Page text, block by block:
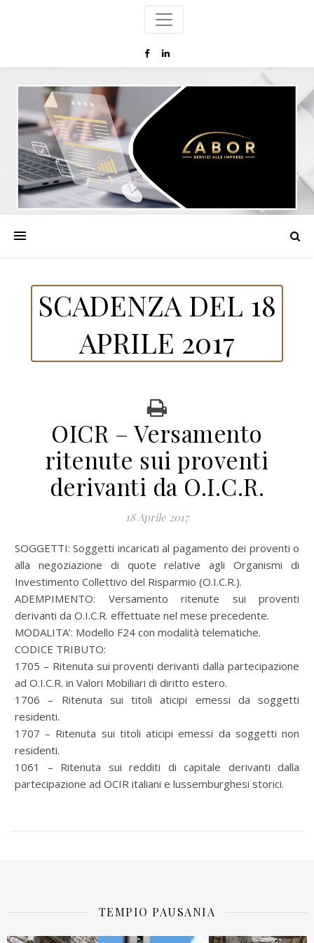
SCADENZA DEL 18
APRILE 2017
OICR – Versamento
ritenute sui proventi
derivanti da O.I.C.R.
18 Aprile 2017
SOGGETTI: Soggetti incaricati al pagamento dei proventi o
alla negoziazione di quote relative agli Organismi di
Investimento Collettivo del Risparmio (O.I.C.R.).
ADEMPIMENTO: Versamento ritenute sui proventi
derivanti da O.I.C.R. effettuate nel mese precedente.
MODALITA’: Modello F24 con modalità telematiche.
CODICE TRIBUTO:
1705 – Ritenuta sui proventi derivanti dalla partecipazione
ad O.I.C.R. in Valori Mobiliari di diritto estero.
1706 – Ritenuta sui titoli aticipi emessi da soggetti
residenti.
1707 – Ritenuta sui titoli aticipi emessi da soggetti non
residenti.
1061 – Ritenuta sui redditi di capitale derivanti dalla
partecipazione ad OCIR italiani e lussemburghesi storici.
TEMPIO PAUSANIA